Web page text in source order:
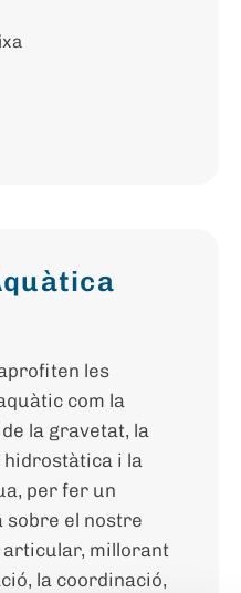
les
com la
la gravetat, la
i la
per fer un
sobre el nostre
articular, millorant
la coordinació,